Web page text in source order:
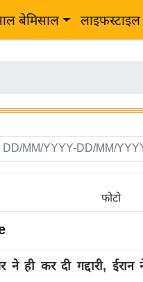
बेमिसाल लाइफस्टाइल
फोटो
ही कर दी गद्दारी, ईरान